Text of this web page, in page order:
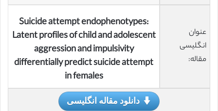
عنوان
انگلیسی
مقاله:
Suicide attempt endophenotypes:
Latent profiles of child and adolescent
aggression and impulsivity
differentially predict suicide attempt
in females
دانلود مقاله انگلیسی